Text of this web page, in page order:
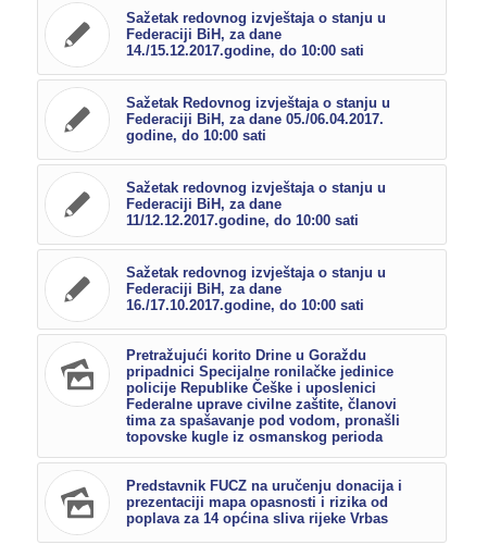
Sažetak redovnog izvještaja o stanju u
Federaciji BiH, za dane
14./15.12.2017.godine, do 10:00 sati
Sažetak Redovnog izvještaja o stanju u
Federaciji BiH, za dane 05./06.04.2017.
godine, do 10:00 sati
Sažetak redovnog izvještaja o stanju u
Federaciji BiH, za dane
11/12.12.2017.godine, do 10:00 sati
Sažetak redovnog izvještaja o stanju u
Federaciji BiH, za dane
16./17.10.2017.godine, do 10:00 sati
Pretražujući korito Drine u Goraždu
pripadnici Specijalne ronilačke jedinice
policije Republike Češke i uposlenici
Federalne uprave civilne zaštite, članovi
tima za spašavanje pod vodom, pronašli
topovske kugle iz osmanskog perioda
Predstavnik FUCZ na uručenju donacija i
prezentaciji mapa opasnosti i rizika od
poplava za 14 općina sliva rijeke Vrbas